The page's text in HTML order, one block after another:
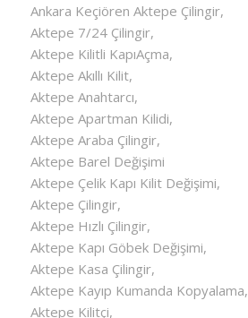
Ankara Keçiören Aktepe Çilingir,
Aktepe 7/24 Çilingir,
Aktepe Kilitli KapıAçma,
Aktepe Akıllı Kilit,
Aktepe Anahtarcı,
Aktepe Apartman Kilidi,
Aktepe Araba Çilingir,
Aktepe Barel Değişimi
Aktepe Çelik Kapı Kilit Değişimi,
Aktepe Çilingir,
Aktepe Hızlı Çilingir,
Aktepe Kapı Göbek Değişimi,
Aktepe Kasa Çilingir,
Aktepe Kayıp Kumanda Kopyalama,
Aktepe Kilitçi,